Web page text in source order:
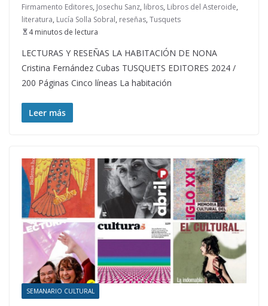
Firmamento Editores, Josechu Sanz, libros, Libros del Asteroide,
literatura, Lucía Solla Sobral, reseñas, Tusquets
4 minutos de lectura
LECTURAS Y RESEÑAS LA HABITACIÓN DE NONA
Cristina Fernández Cubas TUSQUETS EDITORES 2024 /
200 Páginas Cinco líneas La habitación
Leer más
SEMANARIO CULTURAL